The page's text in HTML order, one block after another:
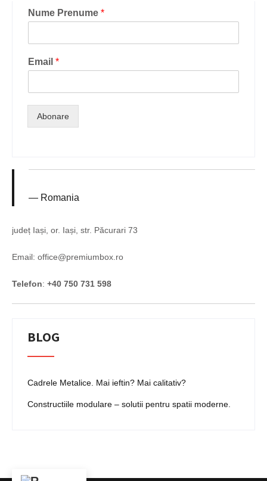
Nume Prenume *
Email *
Abonare
Romania
județ Iași, or. Iași, str. Păcurari 73
Email: office@premiumbox.ro
Telefon: +40 750 731 598
BLOG
Cadrele Metalice. Mai ieftin? Mai calitativ?
Constructiile modulare – solutii pentru spatii moderne.